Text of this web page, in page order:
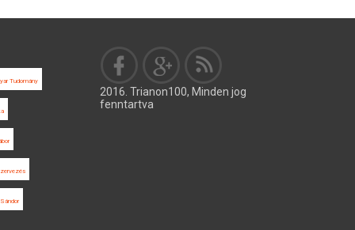
Tudomány
2016. Trianon100, Minden jog
fenntartva